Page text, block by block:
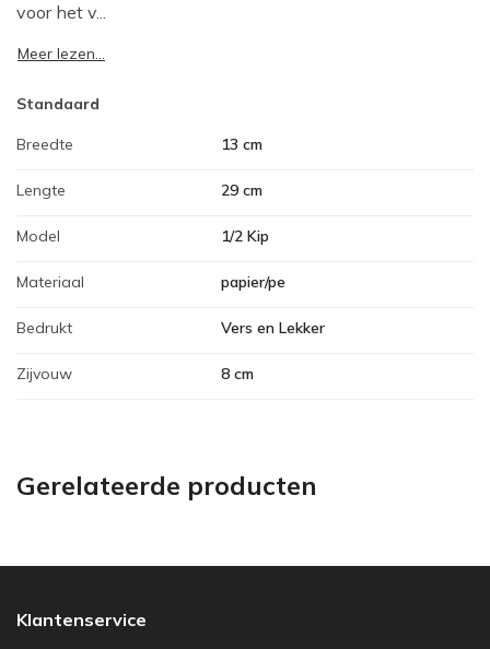
voor het v...
Meer lezen...
Standaard
Breedte 13 cm
Lengte 29 cm
Model 1/2 Kip
Materiaal papier/pe
Bedrukt Vers en Lekker
Zijvouw 8 cm
Gerelateerde producten
Klantenservice